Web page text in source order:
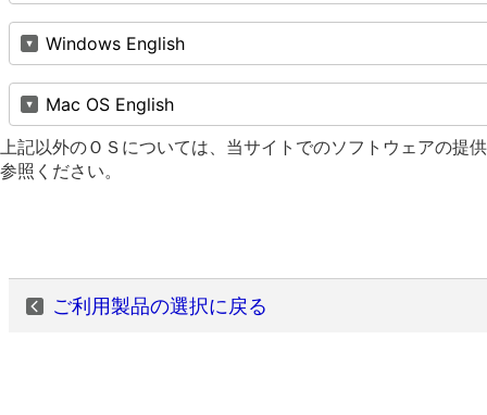
Windows English
Mac OS English
上記以外のＯＳについては、当サイトでのソフトウェアの提
参照ください。
ご利用製品の選択に戻る